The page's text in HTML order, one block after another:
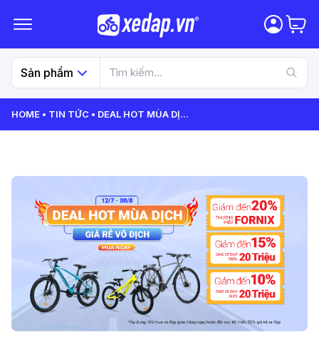
Sản phẩm
HOME TIN TỨC DEAL HOT MÙA DỊ...